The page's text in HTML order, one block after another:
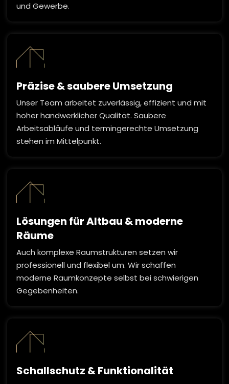
und Gewerbe.
Präzise & saubere Umsetzung
Unser Team arbeitet zuverlässig, effizient und mit
hoher handwerklicher Qualität. Saubere
Arbeitsabläufe und termingerechte Umsetzung
stehen im Mittelpunkt.
Lösungen für Altbau & moderne
Räume
Auch komplexe Raumstrukturen setzen wir
professionell und flexibel um. Wir schaffen
moderne Raumkonzepte selbst bei schwierigen
Gegebenheiten.
Schallschutz & Funktionalität